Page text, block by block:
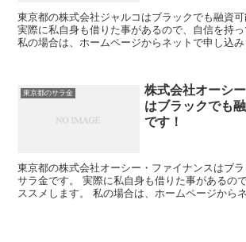
東京都の株式会社ジャルコはブラックでも融資可
実際に私自身も借りた事があるので、自信を持っ
私の場合は、ホームページからネットで申し込
東京都のサラ金
株式会社オーシ
はブラックでも
です！
東京都の株式会社オーシー・ファイナンスはブ
サラ金です。 実際に私自身も借りた事があるの
ススメします。 私の場合は、ホームページから